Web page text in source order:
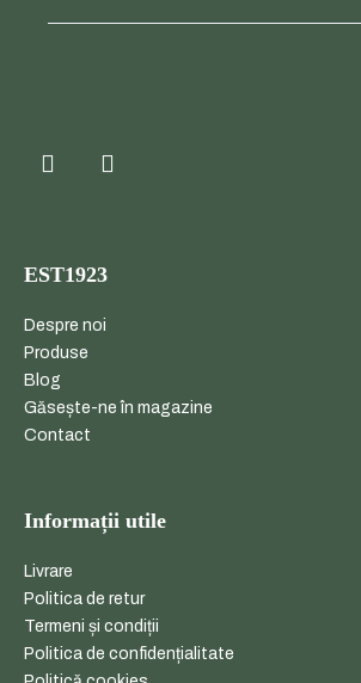
EST1923
Despre noi
Produse
Blog
Găsește-ne în magazine
Contact
Informații utile
Livrare
Politica de retur
Termeni și condiții
Politica de confidențialitate